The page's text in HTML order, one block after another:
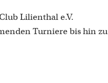
Lilienthal e.V.
Turniere bis hin zu